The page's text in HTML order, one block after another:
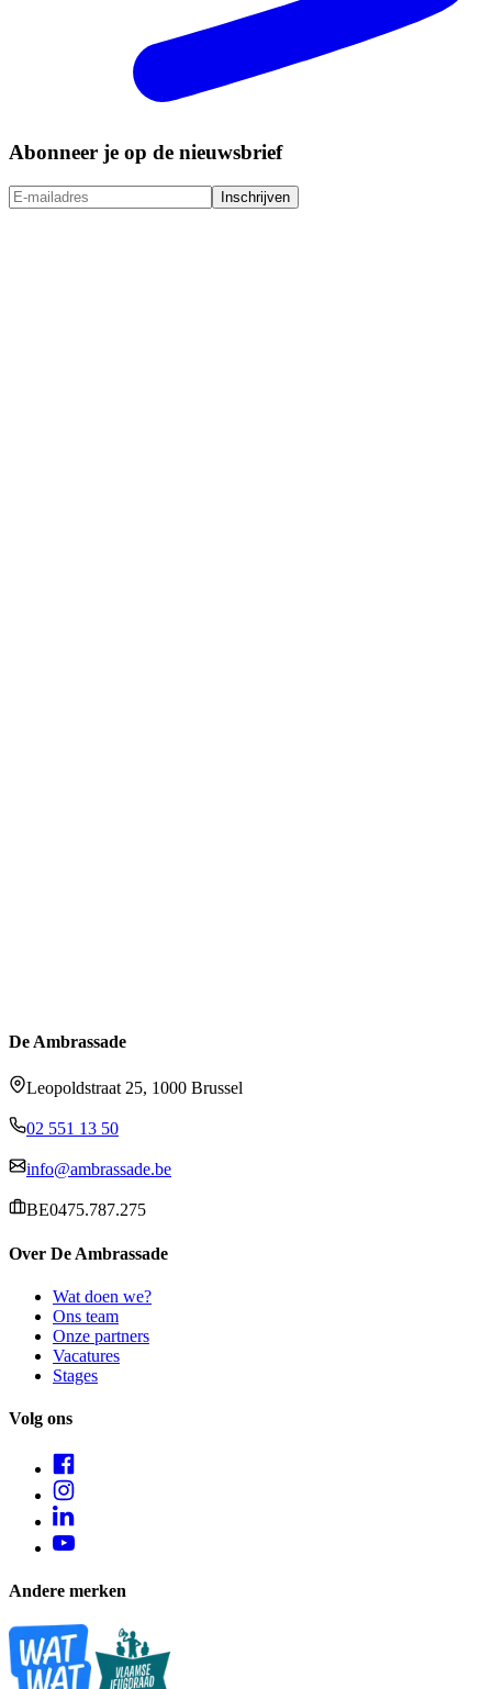
Abonneer je op de nieuwsbrief
Inschrijven
De Ambrassade
Leopoldstraat 25, 1000 Brussel
02 551 13 50
info@ambrassade.be
BE0475.787.275
Over De Ambrassade
Wat doen we?
Ons team
Onze partners
Vacatures
Stages
Volg ons
Andere merken